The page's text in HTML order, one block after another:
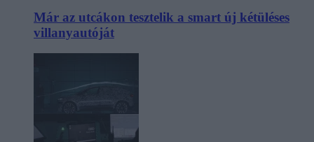
Már az utcákon tesztelik a smart új kétüléses
villanyautóját